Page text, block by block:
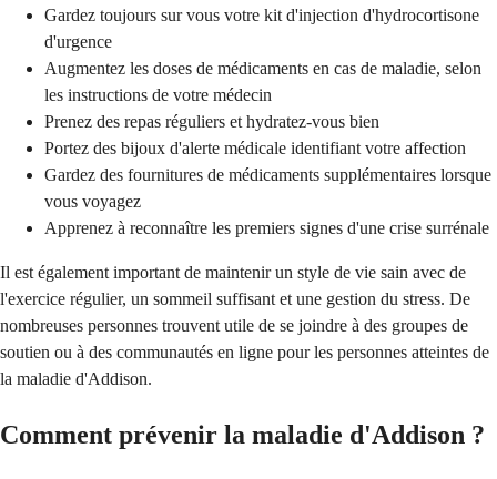
Gardez toujours sur vous votre kit d'injection d'hydrocortisone
d'urgence
Augmentez les doses de médicaments en cas de maladie, selon
les instructions de votre médecin
Prenez des repas réguliers et hydratez-vous bien
Portez des bijoux d'alerte médicale identifiant votre affection
Gardez des fournitures de médicaments supplémentaires lorsque
vous voyagez
Apprenez à reconnaître les premiers signes d'une crise surrénale
Il est également important de maintenir un style de vie sain avec de
l'exercice régulier, un sommeil suffisant et une gestion du stress. De
nombreuses personnes trouvent utile de se joindre à des groupes de
soutien ou à des communautés en ligne pour les personnes atteintes de
la maladie d'Addison.
Comment prévenir la maladie d'Addison ?